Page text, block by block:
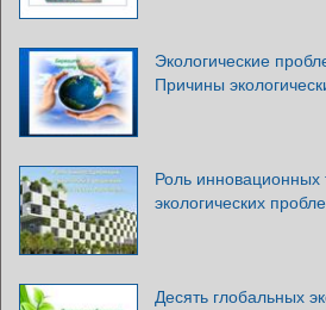
Экологические
Причины
Роль
экологических
Десять глобальных